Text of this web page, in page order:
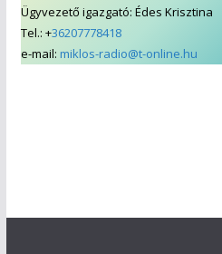
Ügyvezető igazgató: Édes Krisztina
Tel.: +36207778418
e-mail: miklos-radio@t-online.hu